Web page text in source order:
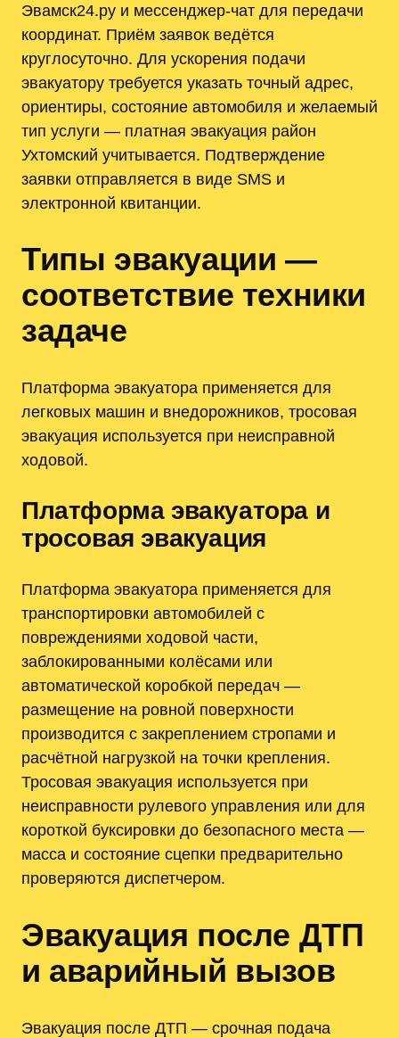
Эвамск24.ру и мессенджер-чат для передачи
координат. Приём заявок ведётся
круглосуточно. Для ускорения подачи
эвакуатору требуется указать точный адрес,
ориентиры, состояние автомобиля и желаемый
тип услуги — платная эвакуация район
Ухтомский учитывается. Подтверждение
заявки отправляется в виде SMS и
электронной квитанции.
Типы эвакуации —
соответствие техники
задаче
Платформа эвакуатора применяется для
легковых машин и внедорожников, тросовая
эвакуация используется при неисправной
ходовой.
Платформа эвакуатора и
тросовая эвакуация
Платформа эвакуатора применяется для
транспортировки автомобилей с
повреждениями ходовой части,
заблокированными колёсами или
автоматической коробкой передач —
размещение на ровной поверхности
производится с закреплением стропами и
расчётной нагрузкой на точки крепления.
Тросовая эвакуация используется при
неисправности рулевого управления или для
короткой буксировки до безопасного места —
масса и состояние сцепки предварительно
проверяются диспетчером.
Эвакуация после ДТП
и аварийный вызов
Эвакуация после ДТП — срочная подача